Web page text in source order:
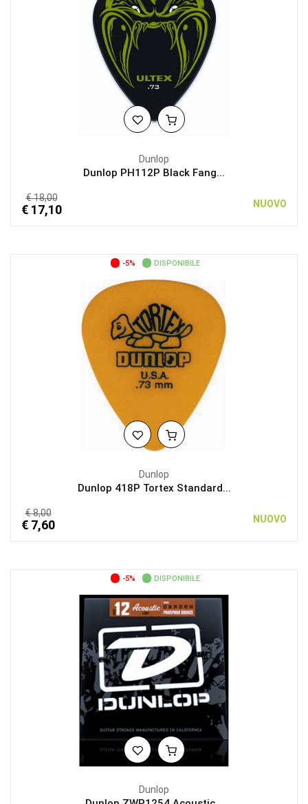
Dunlop
Dunlop PH112P Black Fang...
€ 18,00
€ 17,10 NUOVO
-5% DISPONIBILE
Dunlop
Dunlop 418P Tortex Standard...
€ 8,00
€ 7,60 NUOVO
-5% DISPONIBILE
Dunlop